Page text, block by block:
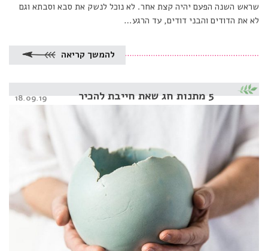
שראש השנה הפעם יהיה קצת אחר. לא נוכל לנשק את סבא וסבתא וגם
לא את הדודים והבני דודים, עד הרגע…
להמשך קריאה
5 מתנות חג שאת חייבת להכיר Posted
on
18.09.19